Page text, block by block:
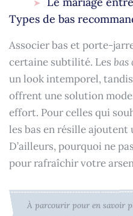
Types de bas
Associer bas et porte-
certaine subtilité. Les bas
un look intemporel,
offrent une solution
effort. Pour celles qui
les bas en résille ajoutent
D’ailleurs, pourquoi ne
pour rafraîchir votre
À parcourir pour en savoir